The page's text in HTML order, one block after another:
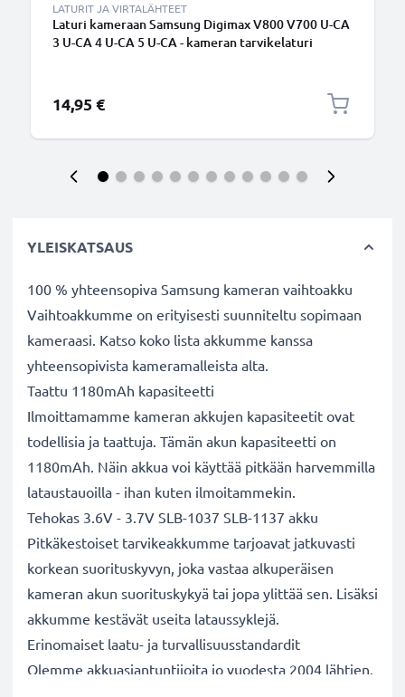
LATURIT JA VIRTALÄHTEET
Laturi kameraan Samsung Digimax V800 V700 U-CA
3 U-CA 4 U-CA 5 U-CA - kameran tarvikelaturi
14,95 €
YLEISKATSAUS
100 % yhteensopiva Samsung kameran vaihtoakku
Vaihtoakkumme on erityisesti suunniteltu sopimaan
kameraasi. Katso koko lista akkumme kanssa
yhteensopivista kameramalleista alta.
Taattu 1180mAh kapasiteetti
Ilmoittamamme kameran akkujen kapasiteetit ovat
todellisia ja taattuja. Tämän akun kapasiteetti on
1180mAh. Näin akkua voi käyttää pitkään harvemmilla
lataustauoilla - ihan kuten ilmoitammekin.
Tehokas 3.6V - 3.7V SLB-1037 SLB-1137 akku
Pitkäkestoiset tarvikeakkumme tarjoavat jatkuvasti
korkean suorituskyvyn, joka vastaa alkuperäisen
kameran akun suorituskykyä tai jopa ylittää sen. Lisäksi
akkumme kestävät useita lataussyklejä.
Erinomaiset laatu- ja turvallisuusstandardit
Olemme akkuasiantuntijoita jo vuodesta 2004 lähtien.